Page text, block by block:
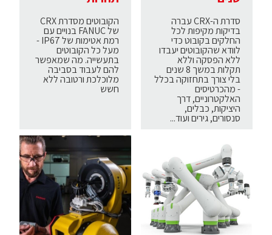
סדרת ה-CRX עברה
בדיקות מקיפות לכל
החלקים בקובוט כדי
לוודא שהקובוטים יעבדו
ללא הפסקה וללא
תקלות במשך 8 שנים
בלי צורך בתחזוקה בכלל
- מהכרטיסים
האלקטרוניים, דרך
היציקות, כבלים,
סנסורים, גירים ועוד...
הקובוטים מסדרת CRX
של FANUC בנויים עם
רמת אטימות של IP67 -
מעל כל הקובוטים
בתעשייה. מה שמאפשר
להם לעבוד בסביבה
מלוכלכת ורטובה ללא
חשש